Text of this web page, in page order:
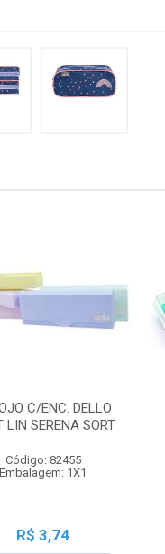
C/ENC. DELLO
LIN SERENA SORT
Código: 82455
Embalagem: 1X1
R$ 3,74